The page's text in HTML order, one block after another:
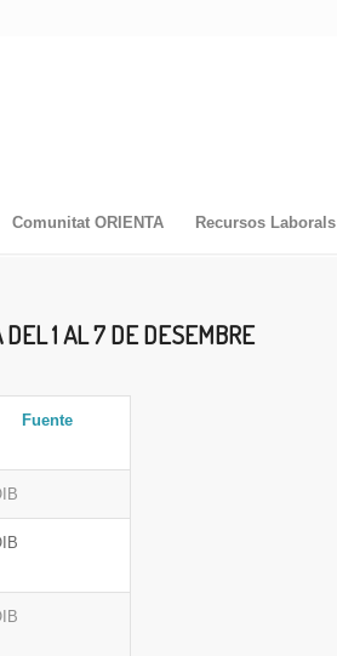
Comunitat ORIENTA Recursos Laborals
1 AL 7 DE DESEMBRE
Fuente